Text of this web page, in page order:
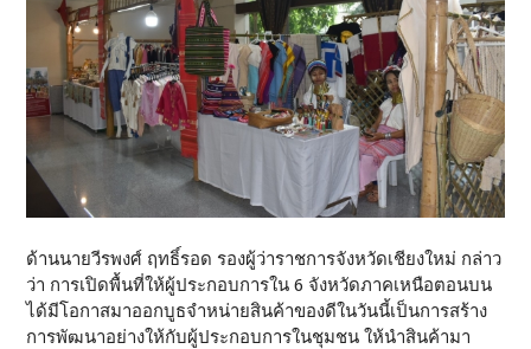
ด้านนายวีรพงศ์ ฤทธิ์รอด รองผู้ว่าราชการจังหวัดเชียงใหม่ กล่าว
ว่า การเปิดพื้นที่ให้ผู้ประกอบการใน 6 จังหวัดภาคเหนือตอนบน
ได้มีโอกาสมาออกบูธจำหน่ายสินค้าของดีในวันนี้เป็นการสร้าง
การพัฒนาอย่างให้กับผู้ประกอบการในชุมชน ให้นำสินค้ามา